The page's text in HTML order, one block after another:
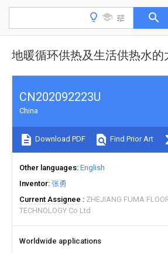
地暖循环供热及生活供热水的
CN202092223U
China
Download PDF Find Prior Art
Other languages English
Inventor 张勇
Current Assignee
ZHEJIANG FUMA
TECHNOLOGY Co Ltd
Worldwide applications